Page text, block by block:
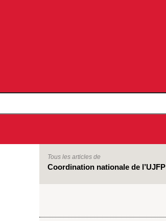
Tous les articles de
Coordination nationale de l’UJFP